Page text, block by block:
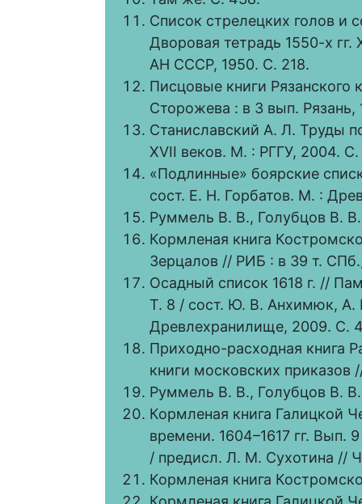
Список стрелецких голов и
Дворовая тетрадь 1550-х
АН СССР, 1950. С. 218.
Писцовые книги Рязанского
Сторожева : в 3 вып.
Станиславский А. Л. Труды
XVII веков. М. : РГГУ, 2004.
«Подлинные» боярские
сост. Е. Н. Горбатов. М. :
Руммель В. В., Голубцов В.
Кормленая книга
Зерцалов // РИБ : в 39 т.
Осадный список 1618 г. //
Т. 8 / сост. Ю. В. Анхимюк,
Древлехранилище, 2009. С.
Приходно-расходная книга
книги московских
Руммель В. В., Голубцов В.
Кормленая книга Галицкой
времени. 1604–1617 гг. Вып.
/ предисл. Л. М. Сухотина //
Кормленая книга